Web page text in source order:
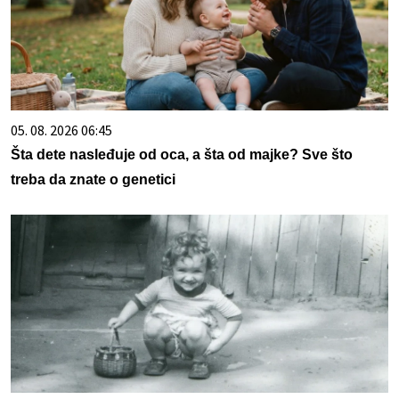
05. 08. 2026 06:45
Šta dete nasleđuje od oca, a šta od majke? Sve što
treba da znate o genetici